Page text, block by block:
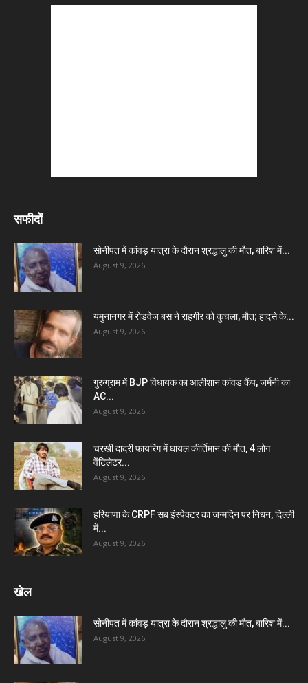
सफीदों
सोनीपत में कांवड़ यात्रा के दौरान श्रद्धालु की मौत, बारिश में...
August 9, 2026
यमुनानगर में रोडवेज बस ने राहगीर को कुचला, मौत; हादसे के...
August 9, 2026
गुरुग्राम में BJP विधायक का आलीशान कांवड़ कैंप, जर्मनी का
AC...
August 9, 2026
चरखी दादरी फायरिंग में घायल कीर्तिमान की मौत, 4 लोग
वेंटिलेटर...
August 9, 2026
हरियाणा के CRPF सब इंस्पेक्टर का जन्मदिन पर निधन, दिल्ली
में...
August 9, 2026
खेल
सोनीपत में कांवड़ यात्रा के दौरान श्रद्धालु की मौत, बारिश में...
August 9, 2026